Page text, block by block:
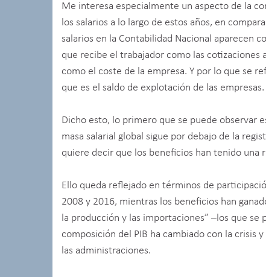
Me interesa especialmente un aspecto de la
los salarios a lo largo de estos años, en
salarios en la Contabilidad Nacional aparecen
que recibe el trabajador como las cotizaciones
como el coste de la empresa. Y por lo que se
que es el saldo de explotación de las empresas.
Dicho esto, lo primero que se puede observar
masa salarial global sigue por debajo de la
quiere decir que los beneficios han tenido una
Ello queda reflejado en términos de
2008 y 2016, mientras los beneficios han
la producción y las importaciones” –los que
composición del PIB ha cambiado con la crisis
las administraciones.